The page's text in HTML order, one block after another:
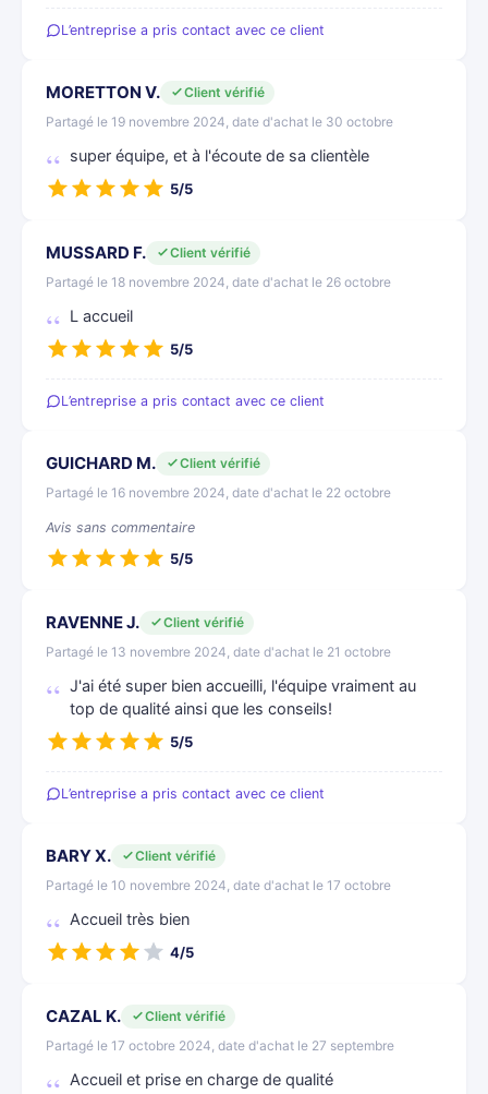
L’entreprise a pris contact avec ce client
MORETTON V.
Client vérifié
Partagé le 19 novembre 2024, date d'achat le 30 octobre
super équipe, et à l'écoute de sa clientèle
5/5
MUSSARD F.
Client vérifié
Partagé le 18 novembre 2024, date d'achat le 26 octobre
L accueil
5/5
L’entreprise a pris contact avec ce client
GUICHARD M.
Client vérifié
Partagé le 16 novembre 2024, date d'achat le 22 octobre
Avis sans commentaire
5/5
RAVENNE J.
Client vérifié
Partagé le 13 novembre 2024, date d'achat le 21 octobre
J'ai été super bien accueilli, l'équipe vraiment au
top de qualité ainsi que les conseils!
5/5
L’entreprise a pris contact avec ce client
BARY X.
Client vérifié
Partagé le 10 novembre 2024, date d'achat le 17 octobre
Accueil très bien
4/5
CAZAL K.
Client vérifié
Partagé le 17 octobre 2024, date d'achat le 27 septembre
Accueil et prise en charge de qualité